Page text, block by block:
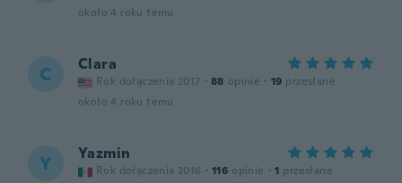
około 4 roku temu
C Clara
Rok dołączenia 2017 · 88 opinie · 19 przesłane
około 4 roku temu
Y Yazmin
Rok dołączenia 2016 · 116 opinie · 1 przesłane